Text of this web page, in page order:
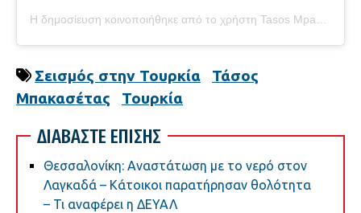
Η δημοσίευση κοινοποιήθηκε από το χρήστη Tasos Mpakasetas (@tasos_mpak)
Σεισμός στην Τουρκία
Τάσος
Μπακασέτας
Τουρκία
ΔΙΑΒΑΣΤΕ ΕΠΙΣΗΣ
Θεσσαλονίκη: Αναστάτωση με το νερό στον
Λαγκαδά – Κάτοικοι παρατήρησαν θολότητα
– Τι αναφέρει η ΔΕΥΑΛ